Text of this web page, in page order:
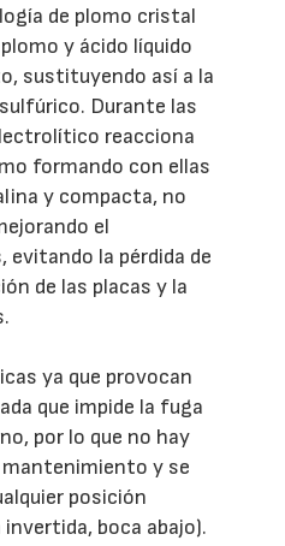
de plomo cristal
y ácido líquido
sustituyendo así a la
Durante las
reacciona
formando con ellas
y compacta, no
el
evitando la pérdida de
de las placas y la
ya que provocan
que impide la fuga
por lo que no hay
y se
posición
boca abajo).